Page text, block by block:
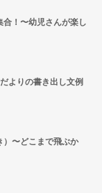
！〜幼児さんが楽し
よりの書き出し文例
）〜どこまで飛ぶか